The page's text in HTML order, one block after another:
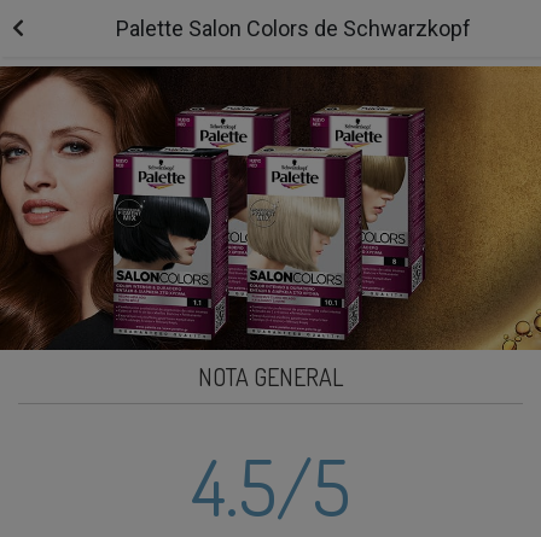
Palette Salon Colors de Schwarzkopf
NOTA GENERAL
4.5/5